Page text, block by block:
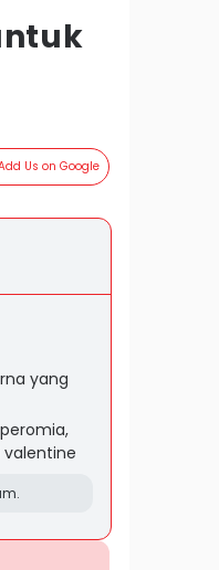
Us on Google
yang
valentine